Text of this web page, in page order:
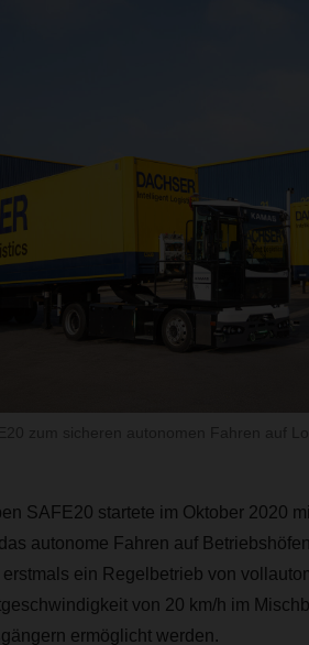
SAFE20 startete im Oktober 2020
autonome Fahren auf
ein Regelbetrieb von
von 20 km/h im
ermöglicht werden.